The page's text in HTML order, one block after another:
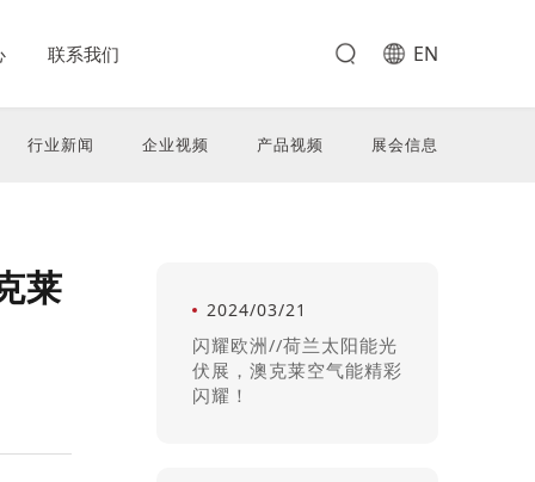
联系我们 EN
行业新闻 企业视频 产品视频 展会信息
莱 2024/03/21
闪耀欧洲//荷兰太阳能光
伏展，澳克莱空气能精彩
闪耀！